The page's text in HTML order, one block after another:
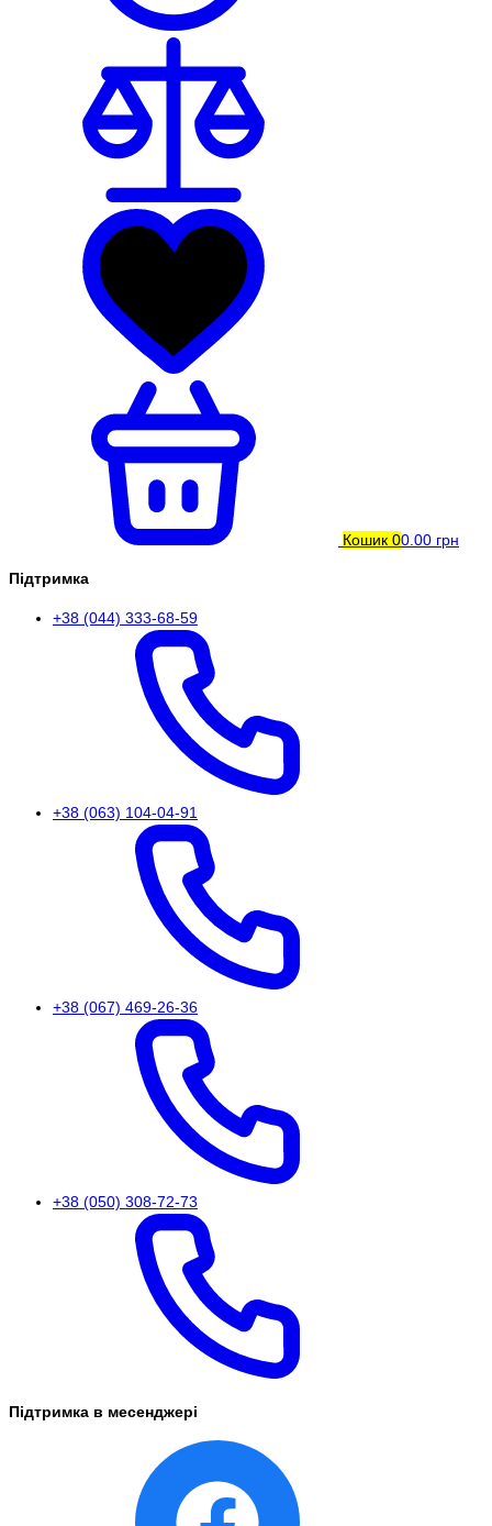
Кошик 00.00 грн
Підтримка
+38 (044) 333-68-59
+38 (063) 104-04-91
+38 (067) 469-26-36
+38 (050) 308-72-73
Підтримка в месенджері